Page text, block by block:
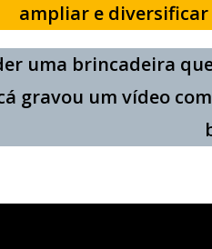
ampliar e
uma brincadeira
gravou um vídeo